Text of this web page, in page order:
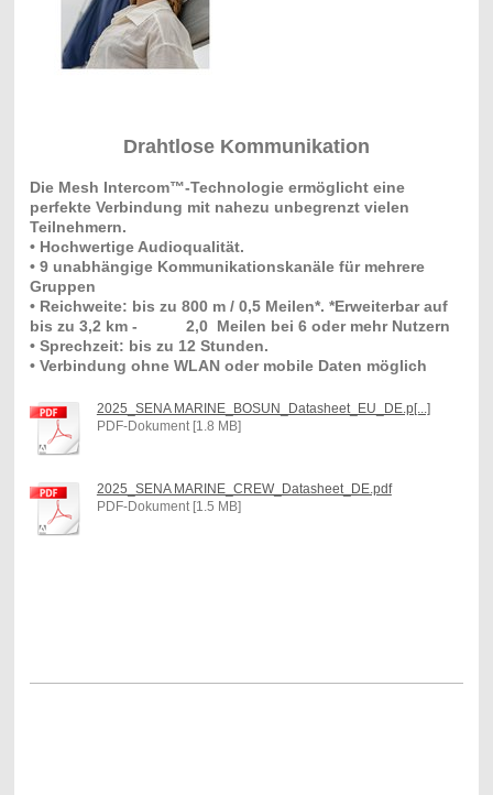
Drahtlose Kommunikation
Die Mesh Intercom™-Technologie ermöglicht eine
perfekte Verbindung mit nahezu unbegrenzt vielen
Teilnehmern.
• Hochwertige Audioqualität.
• 9 unabhängige Kommunikationskanäle für mehrere
Gruppen
• Reichweite: bis zu 800 m / 0,5 Meilen*. *Erweiterbar auf
bis zu 3,2 km - 2,0 Meilen bei 6 oder mehr Nutzern
• Sprechzeit: bis zu 12 Stunden.
• Verbindung ohne WLAN oder mobile Daten möglich
2025_SENA MARINE_BOSUN_Datasheet_EU_DE.p[...]
PDF-Dokument [1.8 MB]
2025_SENA MARINE_CREW_Datasheet_DE.pdf
PDF-Dokument [1.5 MB]